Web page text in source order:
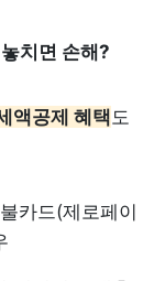
놓치면 손해?
액공제 혜택도
카드(제로페이